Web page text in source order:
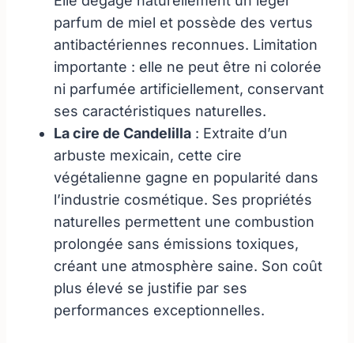
parfum de miel et possède des vertus
antibactériennes reconnues. Limitation
importante : elle ne peut être ni colorée
ni parfumée artificiellement, conservant
ses caractéristiques naturelles.
La cire de Candelilla : Extraite d’un
arbuste mexicain, cette cire
végétalienne gagne en popularité dans
l’industrie cosmétique. Ses propriétés
naturelles permettent une combustion
prolongée sans émissions toxiques,
créant une atmosphère saine. Son coût
plus élevé se justifie par ses
performances exceptionnelles.